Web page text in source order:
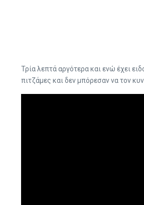
Τρία λεπτά αργότερα και ενώ έχει
πιτζάμες και δεν μπόρεσαν να τον